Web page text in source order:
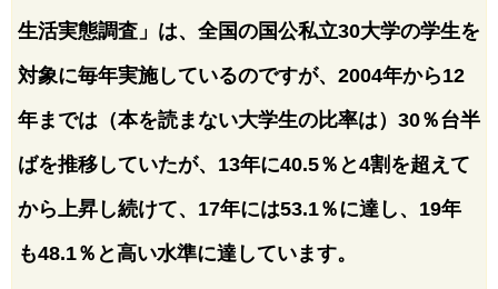
生活実態調査」は、全国の国公私立30大学の学生を
対象に毎年実施しているのですが、2004年から12
年までは（本を読まない大学生の比率は）30％台半
ばを推移していたが、13年に40.5％と4割を超えて
から上昇し続けて、17年には53.1％に達し、19年
も48.1％と高い水準に達しています。